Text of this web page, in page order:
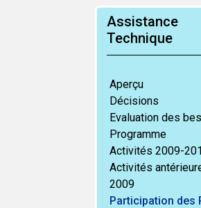
Assistance
Technique
Aperçu
Décisions
Evaluation des
Programme
Activités 2009-
Activités
2009
Participation des